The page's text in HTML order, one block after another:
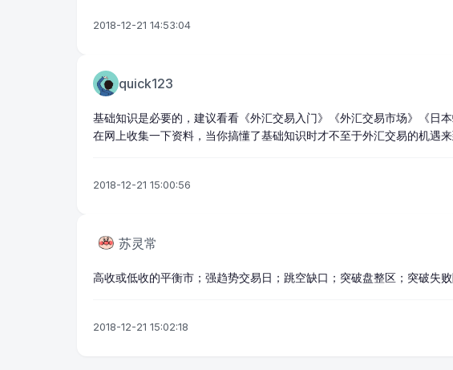
2018-12-21 14:53:04
quick123
基础知识是必要的，建议看看《外汇交易入门》《外汇交易市场》《日
在网上收集一下资料，当你搞懂了基础知识时才不至于外汇交易的机遇来
2018-12-21 15:00:56
苏灵常
高收或低收的平衡市；强趋势交易日；跳空缺口；突破盘整区；突破失败
2018-12-21 15:02:18